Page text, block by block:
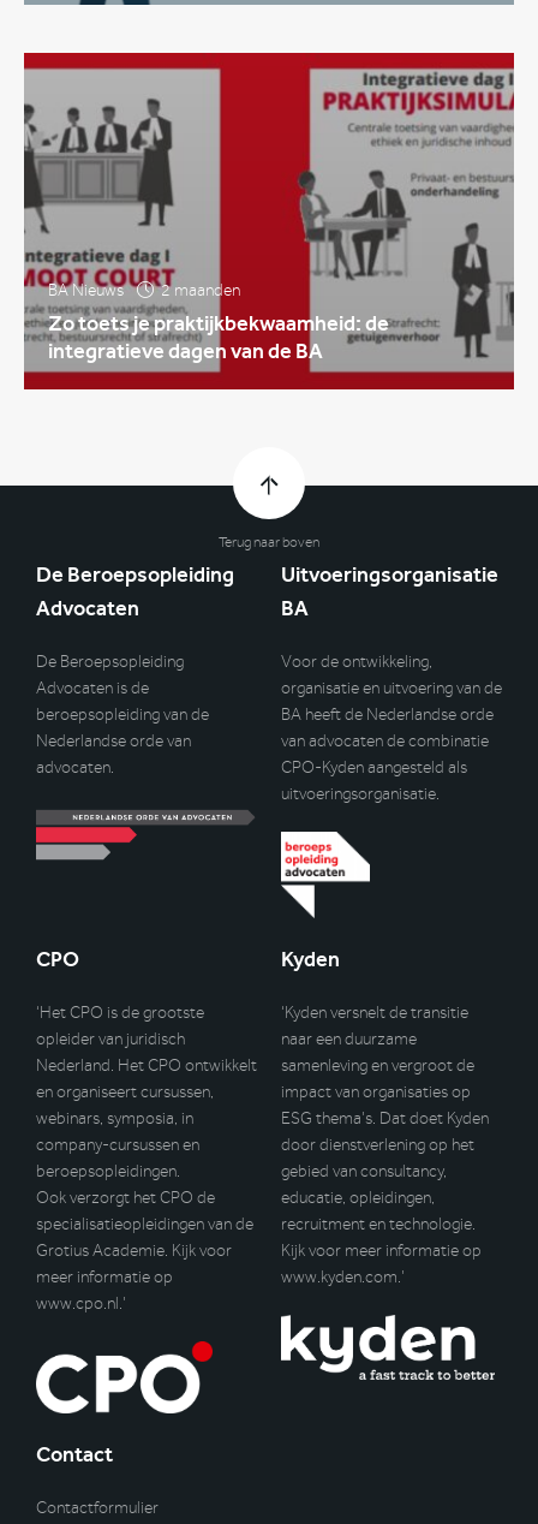
BA Nieuws 2 maanden
Zo toets je praktijkbekwaamheid: de
integratieve dagen van de BA
Terug naar boven
De Beroepsopleiding
Advocaten
De Beroepsopleiding
Advocaten is de
beroepsopleiding van de
Nederlandse orde van
advocaten.
Uitvoeringsorganisatie
BA
Voor de ontwikkeling,
organisatie en uitvoering van de
BA heeft de Nederlandse orde
van advocaten de combinatie
CPO-Kyden aangesteld als
uitvoeringsorganisatie.
CPO
‘Het CPO is de grootste
opleider van juridisch
Nederland. Het CPO ontwikkelt
en organiseert cursussen,
webinars, symposia, in
company-cursussen en
beroepsopleidingen.
Ook verzorgt het CPO de
specialisatieopleidingen van de
Grotius Academie. Kijk voor
meer informatie op
www.cpo.nl.’
Kyden
‘Kyden versnelt de transitie
naar een duurzame
samenleving en vergroot de
impact van organisaties op
ESG thema’s. Dat doet Kyden
door dienstverlening op het
gebied van consultancy,
educatie, opleidingen,
recruitment en technologie.
Kijk voor meer informatie op
www.kyden.com.’
Contact
Contactformulier